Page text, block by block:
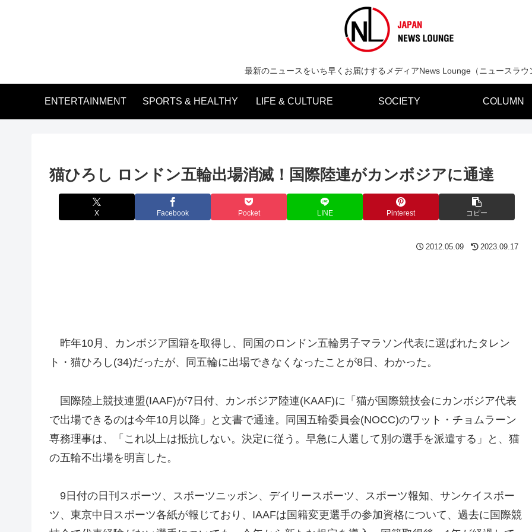
最新のニュースをいち早くお届けするメディアNews Lounge（ニュースラウ
ENTERTAINMENT SPORTS & HEALTHY LIFE & CULTURE SOCIETY COLUMN
猫ひろし ロンドン五輪出場消滅！国際陸連がカンボジアに通達
X Facebook Pocket LINE Pinterest コピー
2012.05.09 2023.09.17
昨年10月、カンボジア国籍を取得し、同国のロンドン五輪男子マラソン代表に選ばれたタレン
ト・猫ひろし(34)だったが、同五輪に出場できなくなったことが8日、わかった。
国際陸上競技連盟(IAAF)が7日付、カンボジア陸連(KAAF)に「猫が国際競技会にカンボジア代表
で出場できるのは今年10月以降」と文書で通達。
同国五輪委員会(NOCC)のワット・チョムラーン
専務理事は、「これ以上は抵抗しない。決定に従う。早急に人選して別の選手を派遣する」と、猫
の五輪不出場を明言した。
9日付の日刊スポーツ、スポーツニッポン、デイリースポーツ、スポーツ報知、サンケイスポー
ツ、東京中日スポーツ各紙が報じており、IAAFは国籍変更選手の参加資格について、過去に国際競